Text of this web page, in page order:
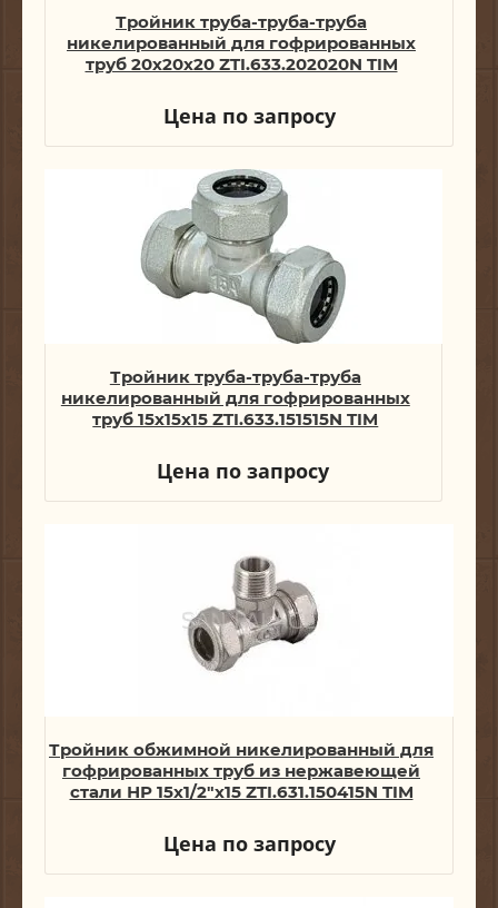
Тройник труба-труба-труба
никелированный для гофрированных
труб 20х20х20 ZTI.633.202020N TIM
Цена по запросу
Тройник труба-труба-труба
никелированный для гофрированных
труб 15x15x15 ZTI.633.151515N TIM
Цена по запросу
Тройник обжимной никелированный для
гофрированных труб из нержавеющей
стали НР 15х1/2"х15 ZTI.631.150415N TIM
Цена по запросу